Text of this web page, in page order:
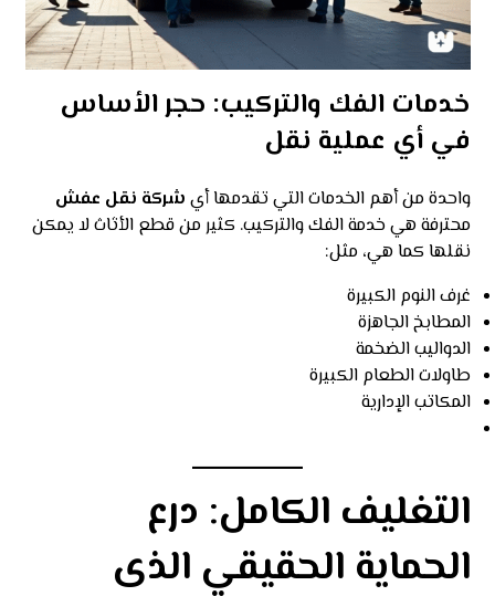
خدمات الفك والتركيب: حجر الأساس
في أي عملية نقل
واحدة من أهم الخدمات التي تقدمها أي شركة نقل عفش
محترفة هي خدمة الفك والتركيب. كثير من قطع الأثاث لا يمكن
نقلها كما هي، مثل:
غرف النوم الكبيرة
المطابخ الجاهزة
الدواليب الضخمة
طاولات الطعام الكبيرة
المكاتب الإدارية
التغليف الكامل: درع
الحماية الحقيقي الذى